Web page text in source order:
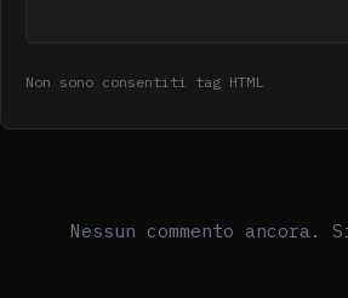
Non sono consentiti tag HTML
Nessun commento